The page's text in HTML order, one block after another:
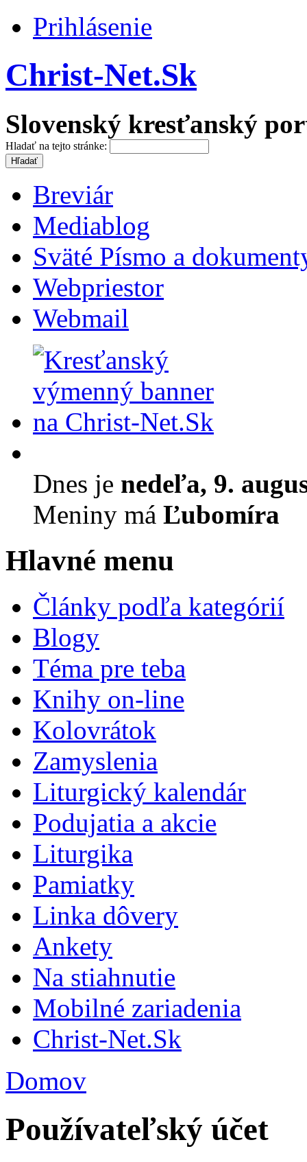
Prihlásenie
Christ-Net.Sk
Slovenský kresťanský
Hladať na tejto stránke:
Breviár
Mediablog
Sväté Písmo a
Webpriestor
Webmail
Dnes je nedeľa, 9.
Meniny má Ľubomíra
Hlavné menu
Články podľa kategórií
Blogy
Téma pre teba
Knihy on-line
Kolovrátok
Zamyslenia
Liturgický kalendár
Podujatia a akcie
Liturgika
Pamiatky
Linka dôvery
Ankety
Na stiahnutie
Mobilné zariadenia
Christ-Net.Sk
Domov
Používateľský účet